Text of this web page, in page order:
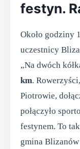
festyn.
Około godziny
uczestnicy
„Na dwóch
km.
Piotrowie,
połączyło
festynem. To
gmina